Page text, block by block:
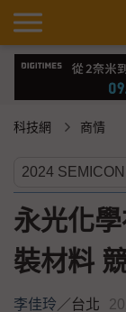
科技網 商情
永光化
裝材料
李佳玲／台北